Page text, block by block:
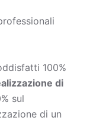
100%
di
sul
di un